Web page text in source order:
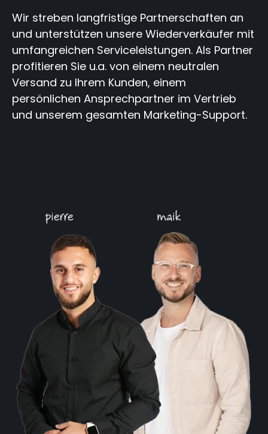
Wir streben langfristige Partnerschaften an
und unterstützen unsere Wiederverkäufer mit
umfangreichen Serviceleistungen. Als Partner
profitieren Sie u.a. von einem neutralen
Versand zu Ihrem Kunden, einem
persönlichen Ansprechpartner im Vertrieb
und unserem gesamten Marketing-Support.